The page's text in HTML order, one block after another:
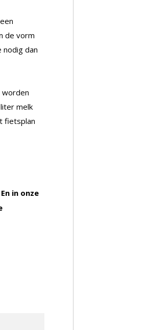
de vorm
dan
worden
melk
fietsplan
En in onze